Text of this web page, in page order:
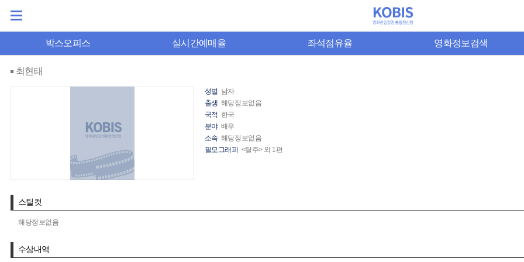
박스오피스 실시간예매율 좌석점유율 영화정보검색
최현태
성별 남자
출생 해당정보없음
국적 한국
분야 배우
소속 해당정보없음
필모그래피 <탈주> 외 1편
스틸컷
해당정보없음
수상내역